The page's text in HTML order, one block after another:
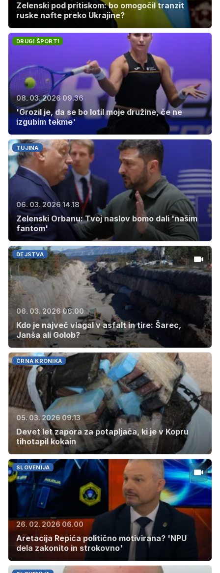
Zelenski pod pritiskom: bo omogočil tranzit
ruske nafte preko Ukrajine?
DRUGI ŠPORTI
08. 03. 2026 09.36
'Grozil je, da se bo lotil moje družine, če ne
izgubim tekme'
TUJINA
06. 03. 2026 14.18
Zelenski Orbanu: Tvoj naslov bomo dali 'našim
fantom'
DEJSTVA
06. 03. 2026 06.00
Kdo je največ vlagal v asfalt in tire: Šarec,
Janša ali Golob?
ČRNA KRONIKA
05. 03. 2026 09.13
Devet let zapora za potapljača, ki je v Kopru
tihotapil kokain
SLOVENIJA
26. 02. 2026 06.00
Aretacija Repića politično motivirana? 'NPU
dela zakonito in strokovno'